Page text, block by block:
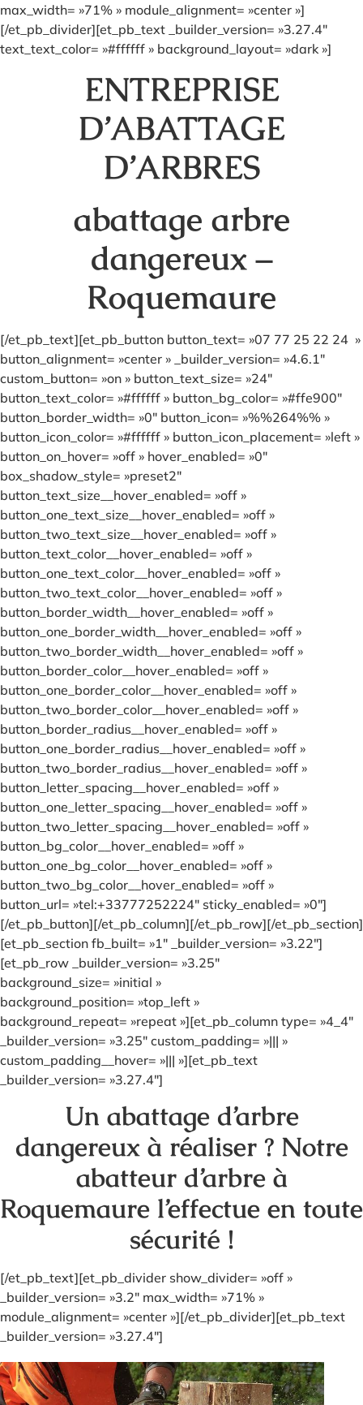
max_width= »71% » module_alignment= »center »]
[/et_pb_divider][et_pb_text _builder_version= »3.27.4″
text_text_color= »#ffffff » background_layout= »dark »]
ENTREPRISE
D’ABATTAGE
D’ARBRES
abattage arbre
dangereux –
Roquemaure
[/et_pb_text][et_pb_button button_text= »07 77 25 22 24 »
button_alignment= »center » _builder_version= »4.6.1″
custom_button= »on » button_text_size= »24″
button_text_color= »#ffffff » button_bg_color= »#ffe900″
button_border_width= »0″ button_icon= »%%264%% »
button_icon_color= »#ffffff » button_icon_placement= »left »
button_on_hover= »off » hover_enabled= »0″
box_shadow_style= »preset2″
button_text_size__hover_enabled= »off »
button_one_text_size__hover_enabled= »off »
button_two_text_size__hover_enabled= »off »
button_text_color__hover_enabled= »off »
button_one_text_color__hover_enabled= »off »
button_two_text_color__hover_enabled= »off »
button_border_width__hover_enabled= »off »
button_one_border_width__hover_enabled= »off »
button_two_border_width__hover_enabled= »off »
button_border_color__hover_enabled= »off »
button_one_border_color__hover_enabled= »off »
button_two_border_color__hover_enabled= »off »
button_border_radius__hover_enabled= »off »
button_one_border_radius__hover_enabled= »off »
button_two_border_radius__hover_enabled= »off »
button_letter_spacing__hover_enabled= »off »
button_one_letter_spacing__hover_enabled= »off »
button_two_letter_spacing__hover_enabled= »off »
button_bg_color__hover_enabled= »off »
button_one_bg_color__hover_enabled= »off »
button_two_bg_color__hover_enabled= »off »
button_url= »tel:+33777252224″ sticky_enabled= »0″]
[/et_pb_button][/et_pb_column][/et_pb_row][/et_pb_section]
[et_pb_section fb_built= »1″ _builder_version= »3.22″]
[et_pb_row _builder_version= »3.25″
background_size= »initial »
background_position= »top_left »
background_repeat= »repeat »][et_pb_column type= »4_4″
_builder_version= »3.25″ custom_padding= »||| »
custom_padding__hover= »||| »][et_pb_text
_builder_version= »3.27.4″]
Un abattage d’arbre
dangereux à réaliser ? Notre
abatteur d’arbre à
Roquemaure l’effectue en toute
sécurité !
[/et_pb_text][et_pb_divider show_divider= »off »
_builder_version= »3.2″ max_width= »71% »
module_alignment= »center »][/et_pb_divider][et_pb_text
_builder_version= »3.27.4″]